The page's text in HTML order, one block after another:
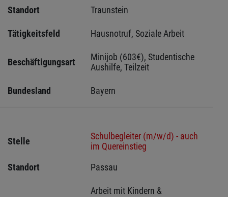
Standort
Traunstein
Tätigkeitsfeld Hausnotruf, Soziale Arbeit
Beschäftigungsart
Minijob (603€), Studentische
Aushilfe, Teilzeit
Bundesland Bayern
Stelle
Schulbegleiter (m/w/d) - auch
im Quereinstieg
Standort
Passau
Arbeit mit Kindern &